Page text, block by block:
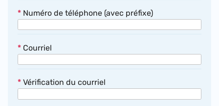
* Numéro de téléphone (avec préfixe)
* Courriel
* Vérification du courriel